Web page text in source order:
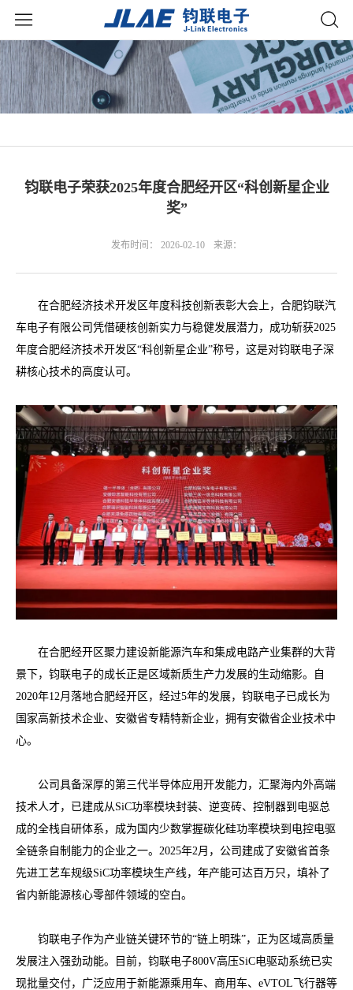
钧联电子荣获2025年度合肥经开区“科创新星企业
奖”
发布时间： 2026-02-10 来源：
在合肥经济技术开发区年度科技创新表彰大会上，合肥钧联汽
车电子有限公司凭借硬核创新实力与稳健发展潜力，成功斩获2025
年度合肥经济技术开发区“科创新星企业”称号，这是对钧联电子深
耕核心技术的高度认可。
在合肥经开区聚力建设新能源汽车和集成电路产业集群的大背
景下，钧联电子的成长正是区域新质生产力发展的生动缩影。自
2020年12月落地合肥经开区，经过5年的发展，钧联电子已成长为
国家高新技术企业、安徽省专精特新企业，拥有安徽省企业技术中
心。
公司具备深厚的第三代半导体应用开发能力，汇聚海内外高端
技术人才，已建成从SiC功率模块封装、逆变砖、控制器到电驱总
成的全栈自研体系，成为国内少数掌握碳化硅功率模块到电控电驱
全链条自制能力的企业之一。2025年2月，公司建成了安徽省首条
先进工艺车规级SiC功率模块生产线，年产能可达百万只，填补了
省内新能源核心零部件领域的空白。
钧联电子作为产业链关键环节的“链上明珠”，正为区域高质量
发展注入强劲动能。目前，钧联电子800V高压SiC电驱动系统已实
现批量交付，广泛应用于新能源乘用车、商用车、eVTOL飞行器等